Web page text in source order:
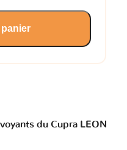
du Cupra LEON